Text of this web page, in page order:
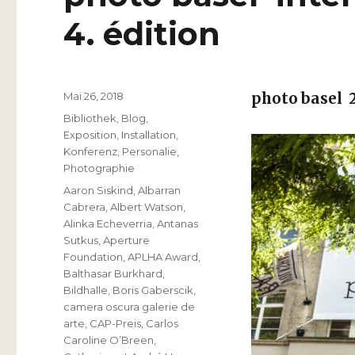
4. édition
photo basel
Veröffentlicht
am
Mai 26, 2018
Kategorien
Bibliothek Blog
Exposition Installation
Konferenz Personalie
Photographie
Schlagwörter
Aaron Siskind ,Albarran
Cabrera ,Albert Watson
Alinka Echeverria ,Antanas
Sutkus ,Aperture
Foundation ,APLHA Award
Balthasar Burkhard
Bildhalle Boris Gaberscik
camera oscura galerie de
arte CAP-Preis Carlos
Caroline O’Breen